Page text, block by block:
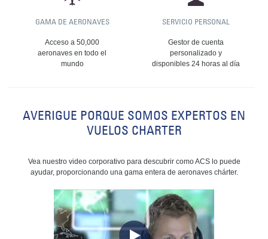
GAMA DE AERONAVES
Acceso a 50,000
aeronaves en todo el
mundo
SERVICIO PERSONAL
Gestor de cuenta
personalizado y
disponibles 24 horas al día
AVERIGUE PORQUE SOMOS EXPERTOS EN
VUELOS CHARTER
Vea nuestro video corporativo para descubrir como ACS lo puede
ayudar, proporcionando una gama entera de aeronaves chárter.